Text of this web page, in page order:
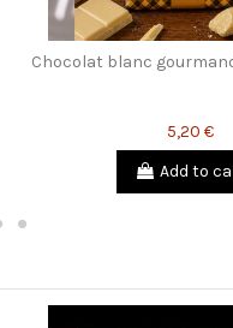
Chocolat blanc
5,20 €
Add to